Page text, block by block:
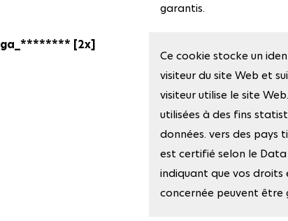
garantis.
_ga_******** [2x]
Ce cookie stocke un
visiteur du site Web et
visiteur utilise le site
utilisées à des fins
données. vers des pays
est certifié selon le
indiquant que vos
concernée peuvent être